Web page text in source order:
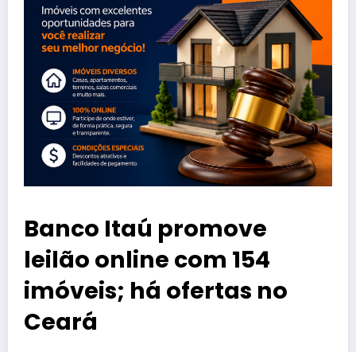
Banco Itaú promove
leilão online com 154
imóveis; há ofertas no
Ceará